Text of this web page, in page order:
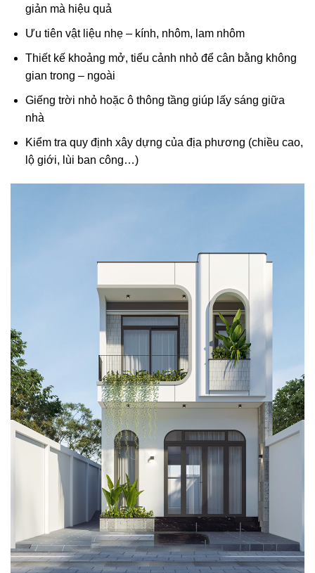
giản mà hiệu quả
Ưu tiên vật liệu nhẹ – kính, nhôm, lam nhôm
Thiết kế khoảng mở, tiểu cảnh nhỏ để cân bằng không
gian trong – ngoài
Giếng trời nhỏ hoặc ô thông tầng giúp lấy sáng giữa
nhà
Kiểm tra quy định xây dựng của địa phương (chiều cao,
lộ giới, lùi ban công…)